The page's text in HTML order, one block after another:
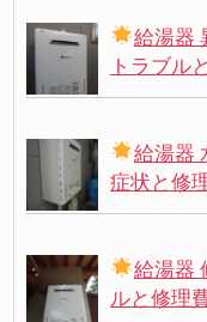
給湯器
トラブル
給湯器
症状と修
給湯器
ルと修理